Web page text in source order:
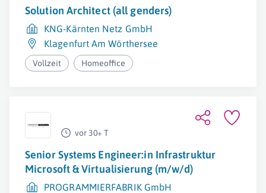
Solution Architect (all genders)
KNG-Kärnten Netz GmbH
Klagenfurt Am Wörthersee
Vollzeit Homeoffice
vor 30+ T
Senior Systems Engineer:in Infrastruktur
Microsoft & Virtualisierung (m/w/d)
PROGRAMMIERFABRIK GmbH